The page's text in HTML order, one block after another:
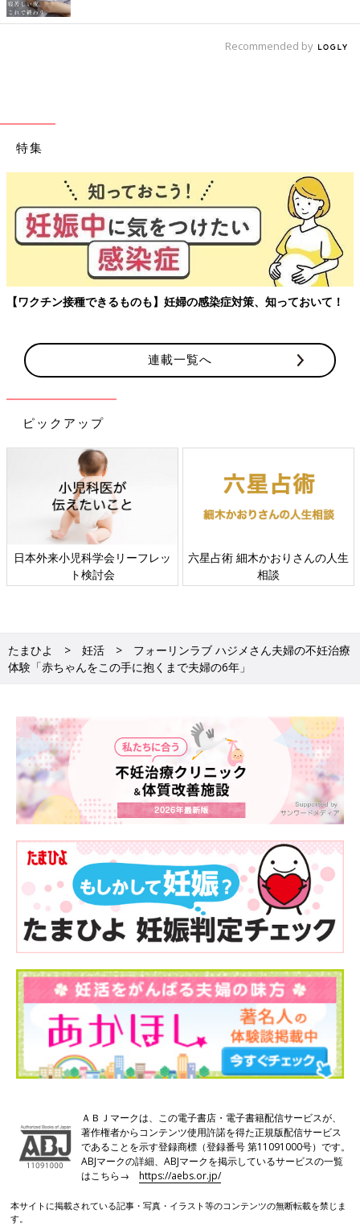
Recommended by
特集
【ワクチン接種できるものも】妊婦の感染症対策、知っておいて！
連載一覧へ
ピックアップ
日本外来小児科学会リーフレッ
ト検討会
六星占術 細木かおりさんの人生
相談
たまひよ 妊活
フォーリンラブ ハジメさん夫婦の不妊治療
体験「赤ちゃんをこの手に抱くまで夫婦の6年」
ＡＢＪマークは、この電子書店・電子書籍配信サービスが、
著作権者からコンテンツ使用許諾を得た正規版配信サービス
であることを示す登録商標（登録番号 第11091000号）です。
ABJマークの詳細、ABJマークを掲示しているサービスの一覧
はこちら→https://aebs.or.jp/
本サイトに掲載されている記事・写真・イラスト等のコンテンツの無断転載を禁じま
す。